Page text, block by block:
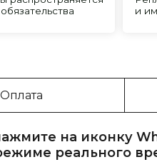
Оплата
на иконку
реального